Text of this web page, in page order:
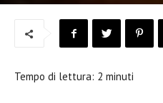
Tempo di lettura: 2 minuti